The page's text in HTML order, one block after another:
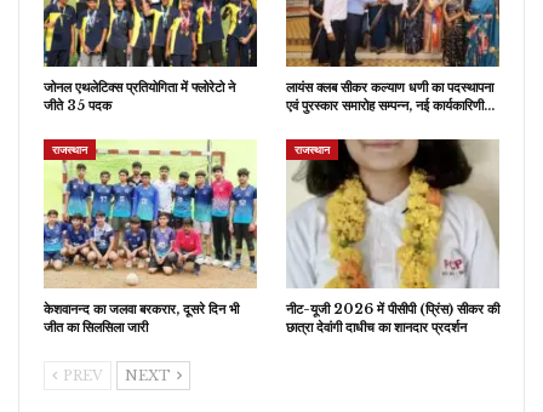
जोनल एथलेटिक्स प्रतियोगिता में फ्लोरेटो ने
जीते 35 पदक
लायंस क्लब सीकर कल्याण धणी का पदस्थापना
एवं पुरस्कार समारोह सम्पन्न, नई कार्यकारिणी…
राजस्थान
केशवानन्द का जलवा बरकरार, दूसरे दिन भी
जीत का सिलसिला जारी
राजस्थान
नीट-यूजी 2026 में पीसीपी (प्रिंस) सीकर की
छात्रा देवांगी दाधीच का शानदार प्रदर्शन
PREV NEXT